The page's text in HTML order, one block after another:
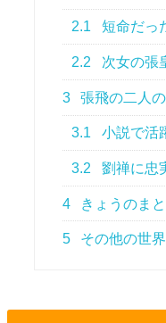
2.1 短命だっ
2.2 次女の張
3 張飛の二人
3.1 小説で活
3.2 劉禅に忠
4 きょうのま
5 その他の世